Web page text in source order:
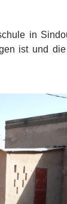
in
ist und die